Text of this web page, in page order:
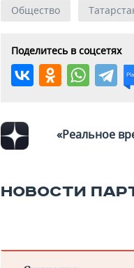
Общество
Поделитесь в соцсетях
«Реальное
НОВОСТИ